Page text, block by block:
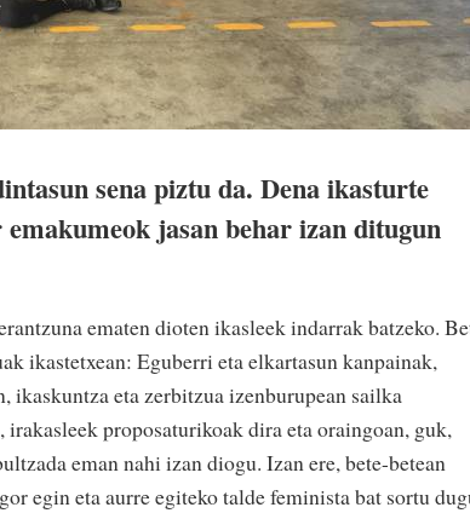
sena piztu da. Dena ikasturte
jasan behar izan ditugun
ematen dioten ikasleek indarrak batzeko.
ikastetxean: Eguberri eta elkartasun kanpainak,
eta zerbitzua izenburupean sailka
proposaturikoak dira eta oraingoan, guk,
eman nahi izan diogu. Izan ere, bete-betean
egin eta aurre egiteko talde feminista bat sortu